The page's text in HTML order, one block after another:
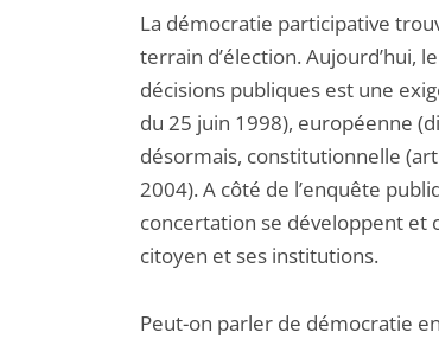
La démocratie participative
terrain d’élection. Aujourd’hui,
décisions publiques est une
du 25 juin 1998), européenne
désormais, constitutionnelle
2004). A côté de l’enquête
concertation se développent
citoyen et ses institutions.
Peut-on parler de démocratie